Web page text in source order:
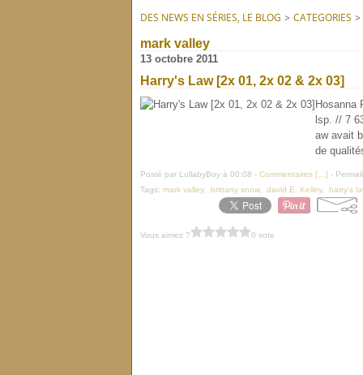
DES NEWS EN SÉRIES, LE BLOG > CATEGORIES >
mark valley
13 octobre 2011
Harry's Law [2x 01, 2x 02 & 2x 03]
Hosanna
lsp. // 7
aw avait
de
Posté par LullabyBoy à 00:08 - Commentaires [ ] -
Tags: mark valley, brittany snow, david E. Kelley, harry's
Vous aimez ? 0 vote